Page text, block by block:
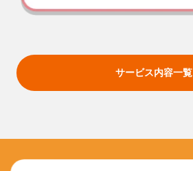
サービス内容一覧